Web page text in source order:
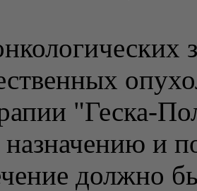
"Геска-
назначению и
должно